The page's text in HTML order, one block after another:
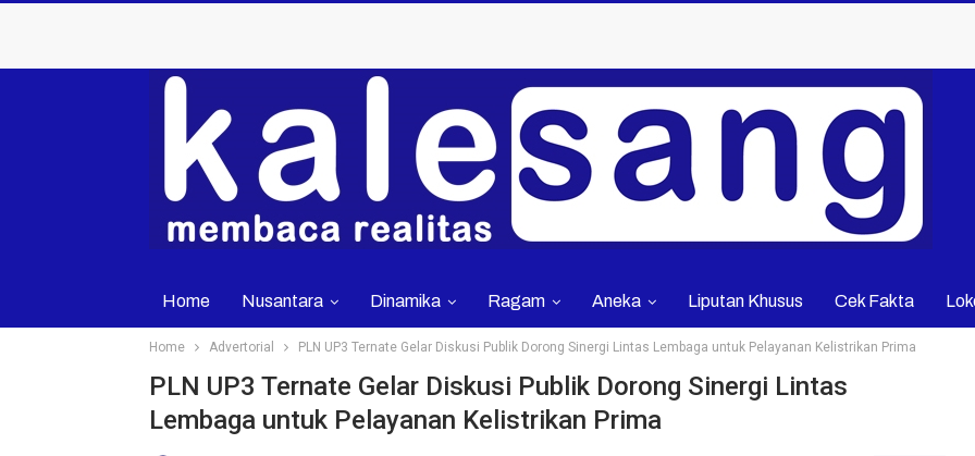
Home Nusantara Dinamika Ragam Aneka Liputan Khusus Cek Fakta
Home Advertorial PLN UP3 Ternate Gelar Diskusi Publik Dorong Sinergi Lintas Lembaga untuk Pelayanan Kelistrikan Prima
PLN UP3 Ternate Gelar Diskusi Publik Dorong Sinergi Lintas
Lembaga untuk Pelayanan Kelistrikan Prima